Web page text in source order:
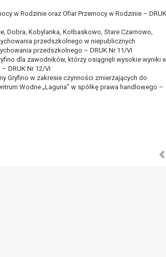
w Rodzinie oraz Ofiar Przemocy w Rodzinie –
Dobra, Kobylanka, Kołbaskowo, Stare Czarnowo,
przedszkolnego w niepublicznych
przedszkolnego – DRUK Nr 11/VI
dla zawodników, którzy osiągnęli wysokie wyniki
DRUK Nr 12/VI
Gryfino w zakresie czynności zmierzających do
Wodne „Laguna” w spółkę prawa handlowego –
a w przypadku wyrażenia zgody na
są przez okres wynikający z umowy o
projektu do celów kontrolnych.
art. 17 RODO, w przypadku gdy:
jest podstawą przetwarzania danych i nie ma
prawa;
administratorowi sprawdzić
potrzebuje ich do ustalenia, obrony lub
czy prawnie uzasadnione podstawy po
są następujące przesłanki: